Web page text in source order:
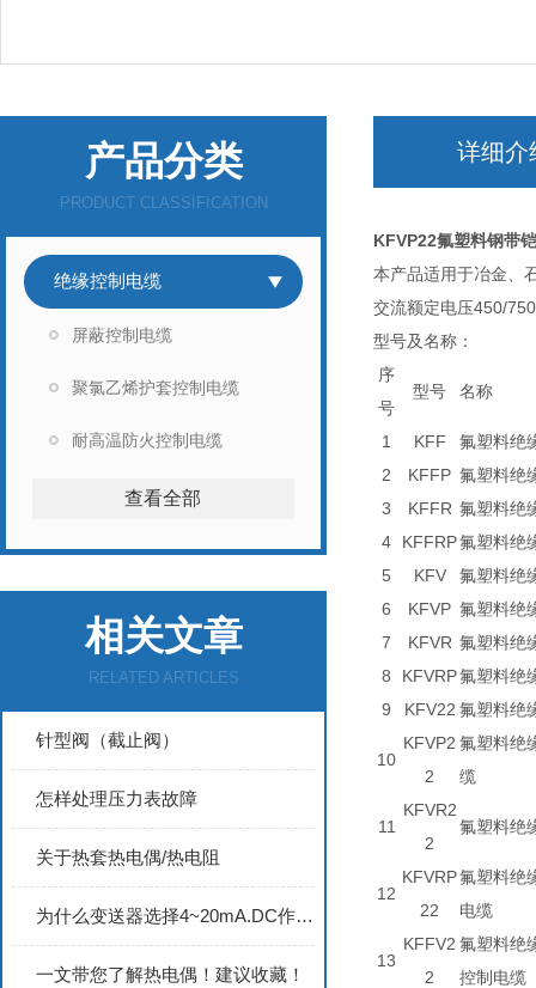
产品分类
PRODUCT CLASSIFICATION
绝缘控制电缆
屏蔽控制电缆
聚氯乙烯护套控制电缆
耐高温防火控制电缆
查看全部
相关文章
RELATED ARTICLES
针型阀（截止阀）
怎样处理压力表故障
关于热套热电偶/热电阻
为什么变送器选择4~20mA.DC作传送信号？
一文带您了解热电偶！建议收藏！
详细介
KFVP22氟塑料钢带
本产品适用于冶金、
交流额定电压450/
型号及名称：
序
号
型号 名称
1 KFF
氟塑料绝
2
KFFP 氟塑料绝
3
KFFR 氟塑料绝
4
KFFRP氟塑料绝
5
KFV
氟塑料绝
6
KFVP 氟塑料绝
7
KFVR 氟塑料绝
8
KFVRP氟塑料绝
9
KFV22 氟塑料绝
10
KFVP2
2
氟塑料绝
缆
11
KFVR2
2
氟塑料绝
12
KFVRP
22
氟塑料绝
电缆
13
KFFV2
2
氟塑料绝
控制电缆